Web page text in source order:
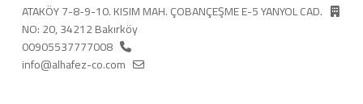
ATAKÖY 7-8-9-10. KISIM MAH. ÇOBANÇEŞME E-5 YANYOL CAD.
NO: 20, 34212 Bakırköy
00905537777008
info@alhafez-co.com